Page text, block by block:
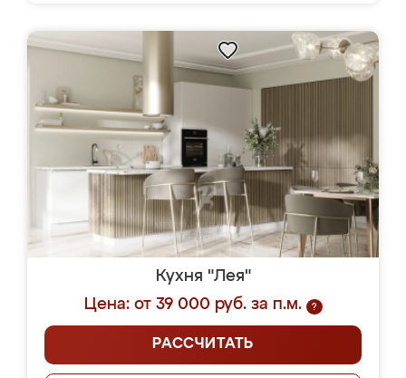
Кухня "Лея"
Цена: от 39 000 руб. за п.м.
?
РАССЧИТАТЬ